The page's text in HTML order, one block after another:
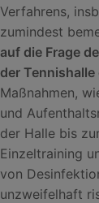
Verfahrens,
zumindest
auf die Frage
der
Maßnahmen,
und
der Halle bis
Einzeltraining
von
unzweifelhaft